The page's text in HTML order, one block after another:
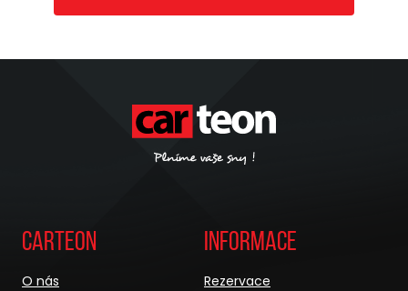
Carteon
O nás
Informace
Rezervace